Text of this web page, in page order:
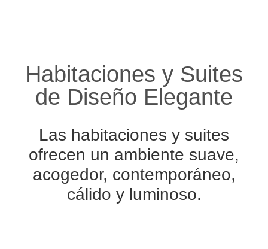
Habitaciones y Suites
de Diseño Elegante
Las habitaciones y suites
ofrecen un ambiente suave,
acogedor, contemporáneo,
cálido y luminoso.